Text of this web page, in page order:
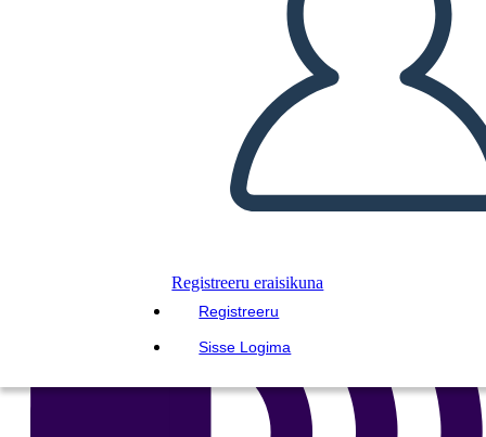
Registreeru eraisikuna
Registreeru
Sisse Logima
Kopeerige see süžeeskeemid
LUUA STORYBOARD
ESITA SLAIDIESITLUST